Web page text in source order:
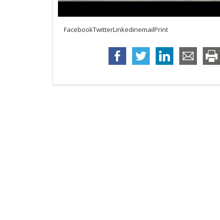
FacebookTwitterLinkedinemailPrint